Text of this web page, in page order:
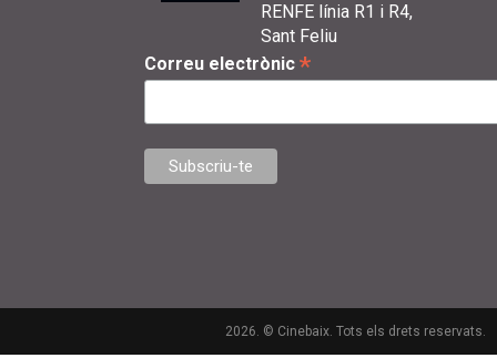
RENFE línia R1 i R4,
Sant Feliu
Correu electrònic *
2026. © Cinebaix. Tots els drets reservats.